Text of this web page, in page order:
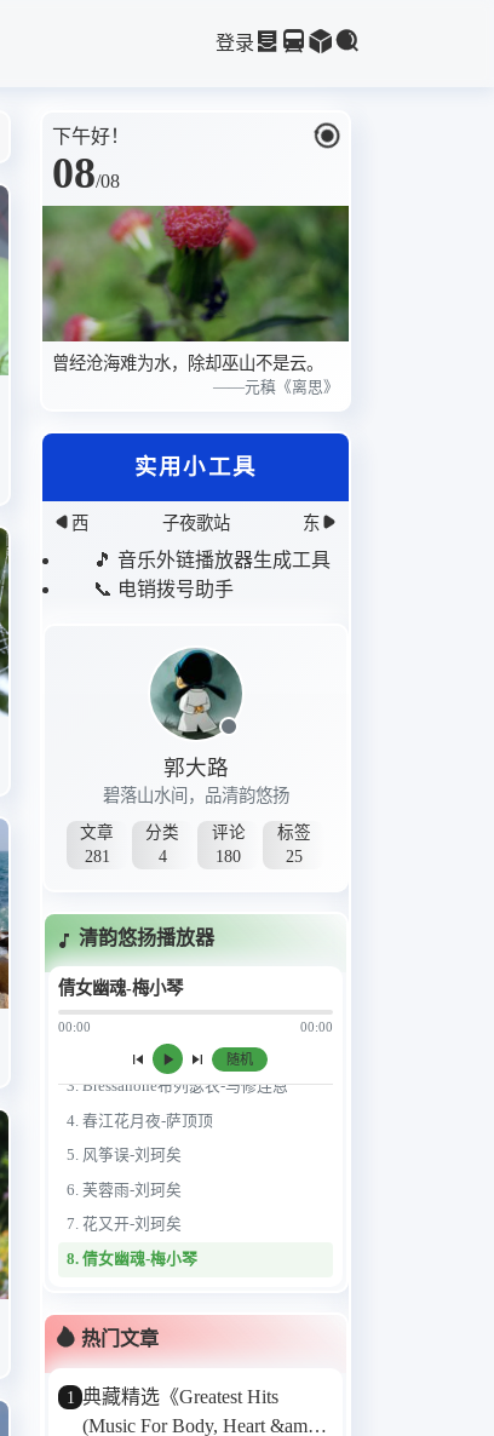
登录
下午好！
08/08
曾经沧海难为水，除却巫山不是云。
——元稹《离思》
实用小工具
西 子夜歌站 东
🎵 音乐外链播放器生成工具
📞 电销拨号助手
郭大路
碧落山水间，品清韵悠扬
文章
281
分类
4
评论
180
标签
25
清韵悠扬播放器
倩女幽魂-梅小琴
00:00 00:00
随机
1. JinriCP直播秀配乐一
2. JinriCP直播秀配乐二
3. Bressanone布列瑟农-马修连恩
4. 春江花月夜-萨顶顶
5. 风筝误-刘珂矣
6. 芙蓉雨-刘珂矣
7. 花又开-刘珂矣
8. 倩女幽魂-梅小琴
10. 贝加尔湖畔-梅小琴
11. should it matter
12. 悟空-萨顶顶
13. 左手指月-萨顶顶
热门文章
1 典藏精选《Greatest Hits
(Music For Body, Heart &amp;